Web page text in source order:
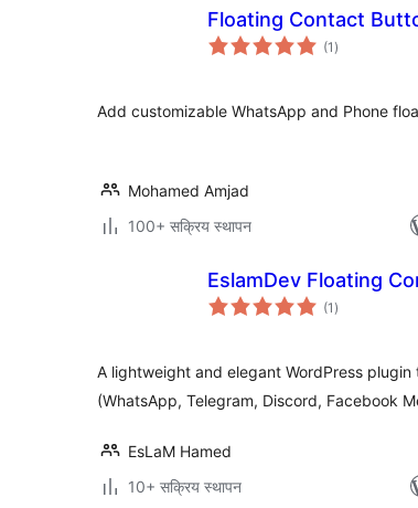
Floating Contact
(1 कुल
दर)
Add customizable WhatsApp and Phone
Mohamed Amjad
100+ सक्रिय स्थापन
EslamDev Floating
(1 कुल
दर)
A lightweight and elegant WordPress
(WhatsApp, Telegram, Discord, Facebook
EsLaM Hamed
10+ सक्रिय स्थापन